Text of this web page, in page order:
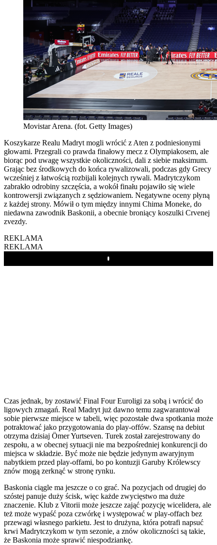
Movistar Arena. (fot. Getty Images)
Koszykarze Realu Madryt mogli wrócić z Aten z podniesionymi
głowami. Przegrali co prawda finałowy mecz z Olympiakosem, ale
biorąc pod uwagę wszystkie okoliczności, dali z siebie maksimum.
Grając bez środkowych do końca rywalizowali, podczas gdy Grecy
wcześniej z łatwością rozbijali kolejnych rywali. Madrytczykom
zabrakło odrobiny szczęścia, a wokół finału pojawiło się wiele
kontrowersji związanych z sędziowaniem. Negatywne oceny płyną
z każdej strony. Mówił o tym między innymi Chima Moneke, do
niedawna zawodnik Baskonii, a obecnie broniący koszulki Crvenej
zvezdy.
REKLAMA
REKLAMA
Play
Czas jednak, by zostawić Final Four Euroligi za sobą i wrócić do
ligowych zmagań. Real Madryt już dawno temu zagwarantował
sobie pierwsze miejsce w tabeli, więc pozostałe dwa spotkania może
potraktować jako przygotowania do play-offów. Szansę na debiut
otrzyma dzisiaj Ömer Yurtseven. Turek został zarejestrowany do
zespołu, a w obecnej sytuacji nie ma bezpośredniej konkurencji do
miejsca w składzie. Być może nie będzie jedynym awaryjnym
nabytkiem przed play-offami, bo po kontuzji Garuby Królewscy
znów mogą zerknąć w stronę rynku.
Baskonia ciągle ma jeszcze o co grać. Na pozycjach od drugiej do
szóstej panuje duży ścisk, więc każde zwycięstwo ma duże
znaczenie. Klub z Vitorii może jeszcze zająć pozycję wicelidera, ale
też może wypaść poza czwórkę i występować w play-offach bez
przewagi własnego parkietu. Jest to drużyna, która potrafi napsuć
krwi Madrytczykom w tym sezonie, a znów okoliczności są takie,
że Baskonia może sprawić niespodziankę.